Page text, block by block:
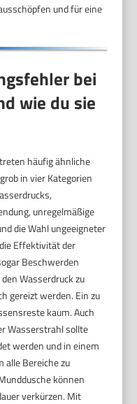
und für eine
bei
wie du sie
häufig ähnliche
in vier Kategorien
unregelmäßige
die Wahl ungeeigneter
Effektivität der
Beschwerden
Wasserdruck zu
gereizt werden. Ein zu
kaum. Auch
Wasserstrahl sollte
werden und in einem
alle Bereiche zu
können
verkürzen. Mit